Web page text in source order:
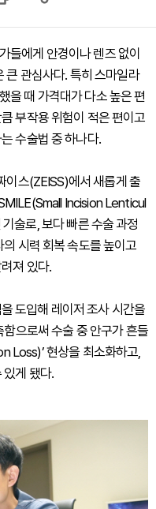
들에게 안경이나 렌즈 없이
큰 관심사다. 특히 스마일라
을 때 가격대가 다소 높은 편
부작용 위험이 적은 편이고
수술법 중 하나다.
이스(ZEISS)에서 새롭게 출
Incision Lenticul
술로, 보다 빠른 수술 과정
시력 회복 속도를 높이고
져 있다.
도입해 레이저 조사 시간을
으로써 수술 중 안구가 흔들
Loss)’ 현상을 최소화하고,
있게 됐다.